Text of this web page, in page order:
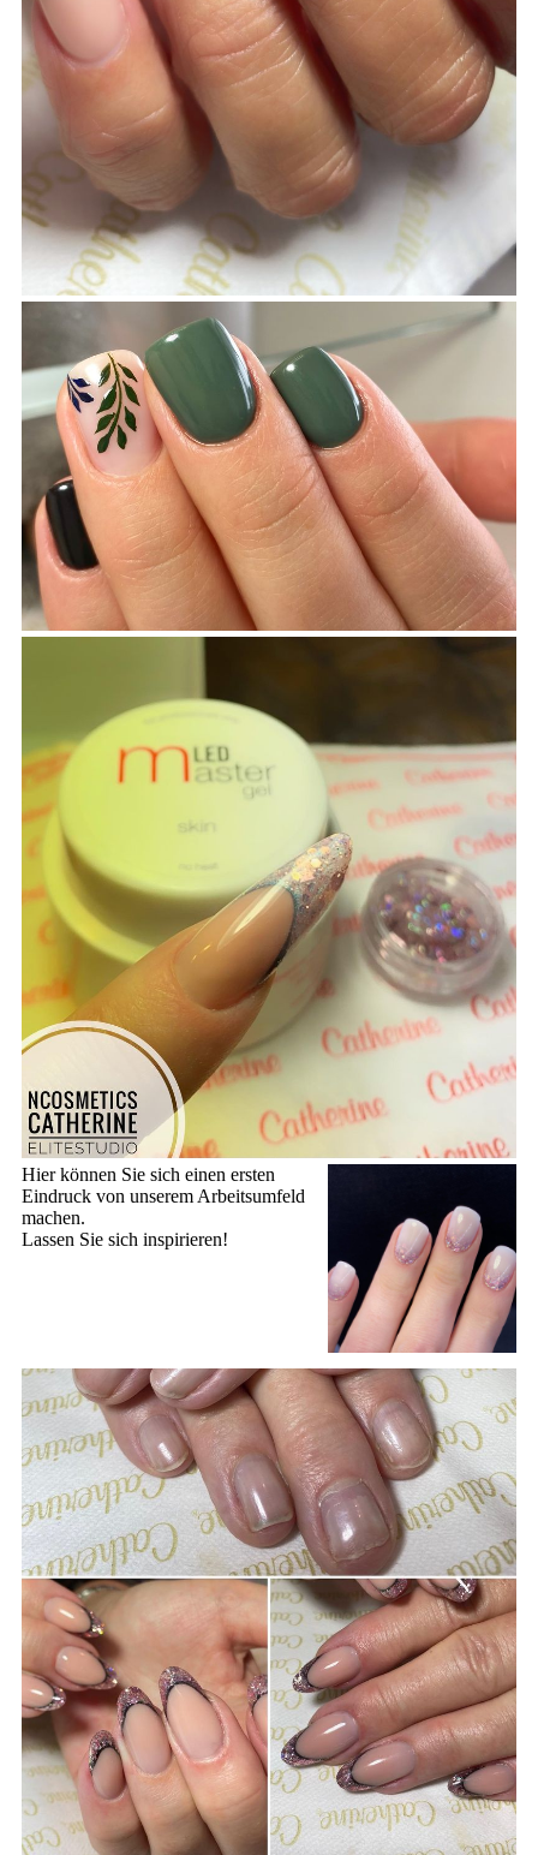
Hier können Sie sich einen ersten
Eindruck von unserem Arbeitsumfeld
machen.
Lassen Sie sich inspirieren!